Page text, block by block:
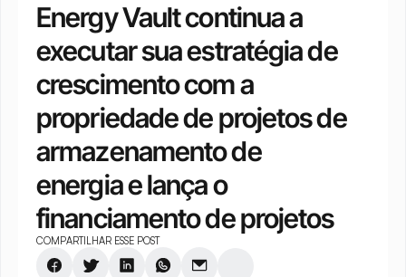
Energy Vault continua a
executar sua estratégia de
crescimento com a
propriedade de projetos de
armazenamento de
energia e lança o
financiamento de projetos
COMPARTILHAR ESSE POST